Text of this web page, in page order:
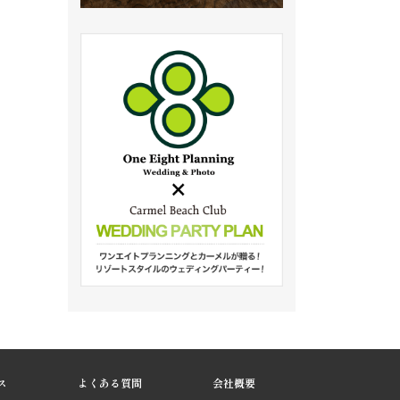
よくある質問 会社概要